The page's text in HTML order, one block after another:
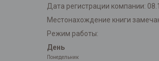
Дата регистрации компании:
Местонахождение книги
Режим работы:
День
Понедельник